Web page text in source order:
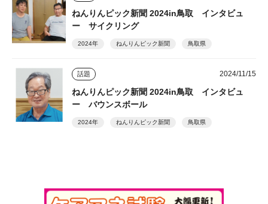
ねんりんピック新聞 2024in鳥取 インタビュ
ー サイクリング
2024年 ねんりんピック新聞 鳥取県
話題 2024/11/15
ねんりんピック新聞 2024in鳥取 インタビュ
ー バウンスボール
2024年 ねんりんピック新聞 鳥取県